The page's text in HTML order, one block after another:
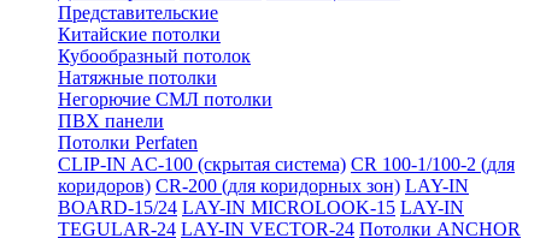
Представительские
Китайские потолки
Кубообразный потолок
Натяжные потолки
Негорючие СМЛ потолки
ПВХ панели
Потолки Perfaten
CLIP-IN AC-100 (скрытая система) CR 100-1/100-2 (для
коридоров) CR-200 (для коридорных зон) LAY-IN
BOARD-15/24 LAY-IN MICROLOOK-15 LAY-IN
TEGULAR-24 LAY-IN VECTOR-24 Потолки ANCHOR